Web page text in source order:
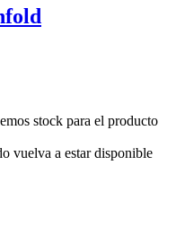
stock para el producto
vuelva a estar disponible